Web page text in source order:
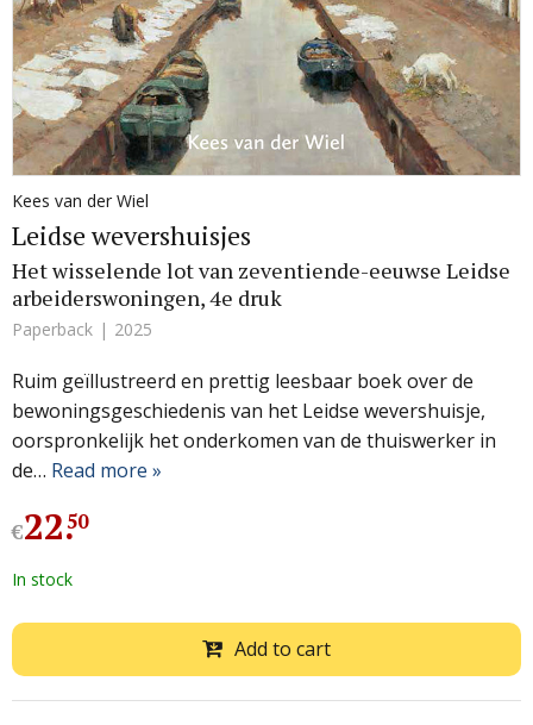
Kees van der Wiel
Leidse wevershuisjes
Het wisselende lot van zeventiende-eeuwse Leidse
arbeiderswoningen, 4e druk
Paperback 2025
Ruim geïllustreerd en prettig leesbaar boek over de
bewoningsgeschiedenis van het Leidse wevershuisje,
oorspronkelijk het onderkomen van de thuiswerker in
de… Read more »
€22.
50
In stock
Add to cart